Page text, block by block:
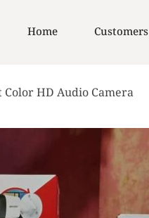
Home Customers
HD Audio Camera